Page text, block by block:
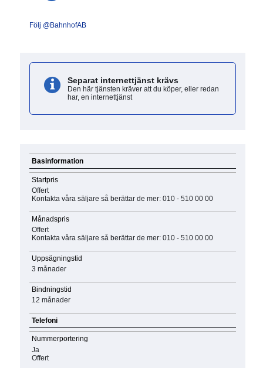
Följ @BahnhofAB
Separat internettjänst krävs
Den här tjänsten kräver att du köper, eller redan
har, en internettjänst
Basinformation
Startpris
Offert
Kontakta våra säljare så berättar de mer: 010 - 510 00 00
Månadspris
Offert
Kontakta våra säljare så berättar de mer: 010 - 510 00 00
Uppsägningstid
3 månader
Bindningstid
12 månader
Telefoni
Nummerportering
Ja
Offert